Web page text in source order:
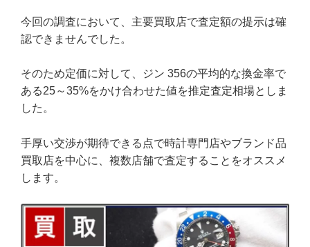
今回の調査において、主要買取店で査定額の提示は確
認できませんでした。
そのため定価に対して、ジン 356の平均的な換金率で
ある25～35%をかけ合わせた値を推定査定相場としま
した。
手厚い交渉が期待できる点で時計専門店やブランド品
買取店を中心に、複数店舗で査定することをオススメ
します。